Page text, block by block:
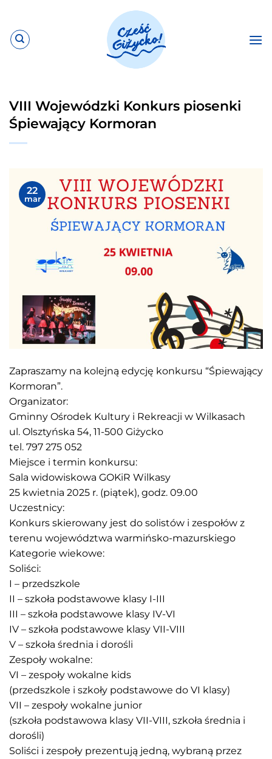
zawartości
VIII Wojewódzki Konkurs piosenki
Śpiewający Kormoran
22
mar
Zapraszamy na kolejną edycję konkursu “Śpiewający
Kormoran”.
Organizator:
Gminny Ośrodek Kultury i Rekreacji w Wilkasach
ul. Olsztyńska 54, 11-500 Giżycko
tel. 797 275 052
Miejsce i termin konkursu:
Sala widowiskowa GOKiR Wilkasy
25 kwietnia 2025 r. (piątek), godz. 09.00
Uczestnicy:
Konkurs skierowany jest do solistów i zespołów z
terenu województwa warmińsko-mazurskiego
Kategorie wiekowe:
Soliści:
I – przedszkole
II – szkoła podstawowe klasy I-III
III – szkoła podstawowe klasy IV-VI
IV – szkoła podstawowe klasy VII-VIII
V – szkoła średnia i dorośli
Zespoły wokalne:
VI – zespoły wokalne kids
(przedszkole i szkoły podstawowe do VI klasy)
VII – zespoły wokalne junior
(szkoła podstawowa klasy VII-VIII, szkoła średnia i
dorośli)
Soliści i zespoły prezentują jedną, wybraną przez